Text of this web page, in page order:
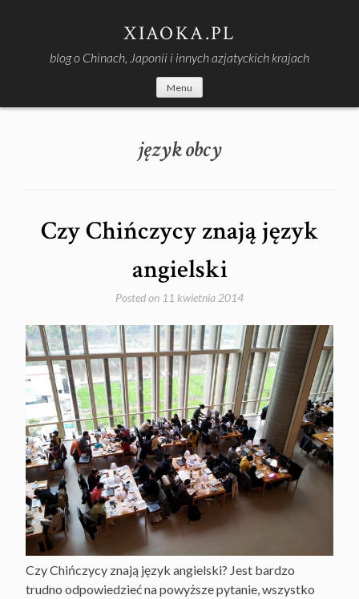
XIAOKA.PL
blog o Chinach, Japonii i innych azjatyckich krajach
Menu
język obcy
Czy Chińczycy znają język
angielski
Posted on 11 kwietnia 2014
Czy Chińczycy znają język angielski? Jest bardzo
trudno odpowiedzieć na powyższe pytanie, wszystko